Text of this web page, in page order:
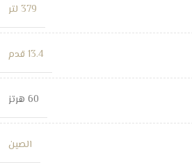
379 لتر
13.4 قدم
60 هرتز
الصين